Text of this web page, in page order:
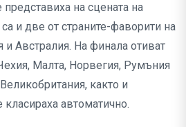
представиха на сцената на
и две от страните-фаворити на
Австралия. На финала отиват
Малта, Норвегия, Румъния
както и
автоматично.